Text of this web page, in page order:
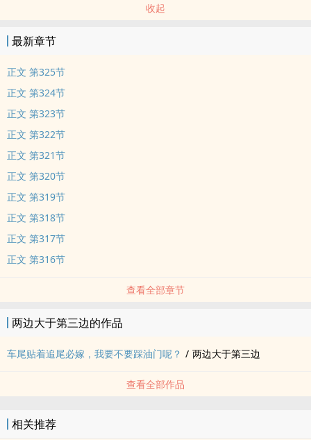
收起
最新章节
正文 第325节
正文 第324节
正文 第323节
正文 第322节
正文 第321节
正文 第320节
正文 第319节
正文 第318节
正文 第317节
正文 第316节
查看全部章节
两边大于第三边的作品
车尾贴着追尾必嫁，我要不要踩油门呢？ / 两边大于第三边
查看全部作品
相关推荐